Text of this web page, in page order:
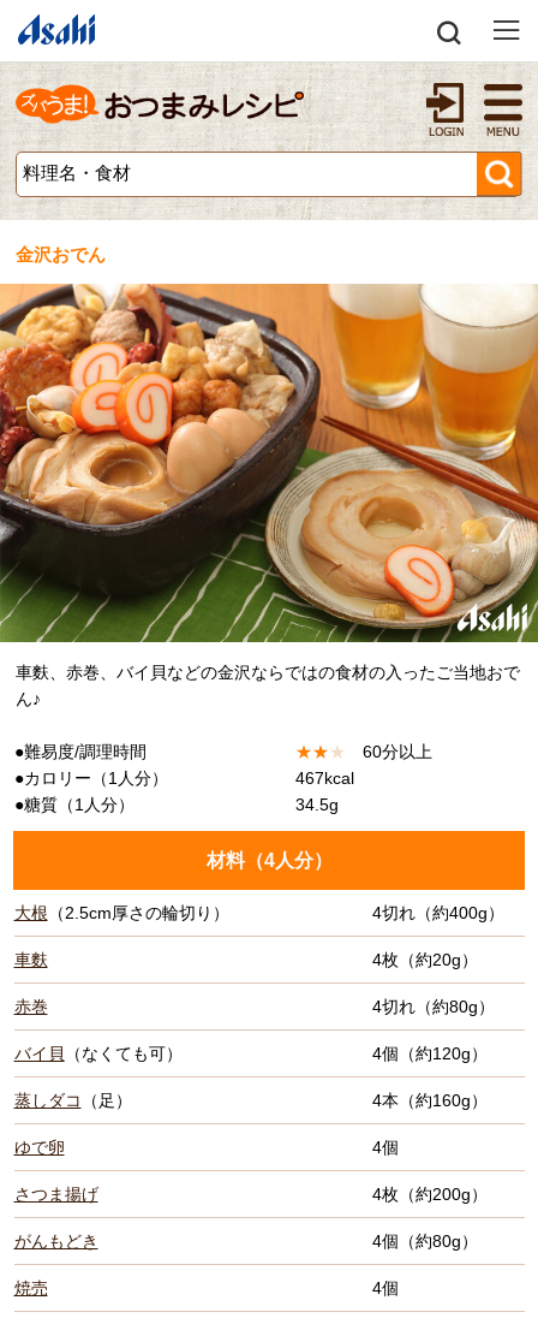
金沢おでん
車麩、赤巻、バイ貝などの金沢ならではの食材の入ったご当地おで
ん♪
●難易度/調理時間 ★★★
60分以上
●カロリー（1人分）
467kcal
●糖質（1人分）
34.5g
材料（4人分）
大根 （2.5cm厚さの輪切り） 4切れ（約400g）
車麩 4枚（約20g）
赤巻 4切れ（約80g）
バイ貝 （なくても可） 4個（約120g）
蒸しダコ （足） 4本（約160g）
ゆで卵 4個
さつま揚げ 4枚（約200g）
がんもどき 4個（約80g）
焼売 4個